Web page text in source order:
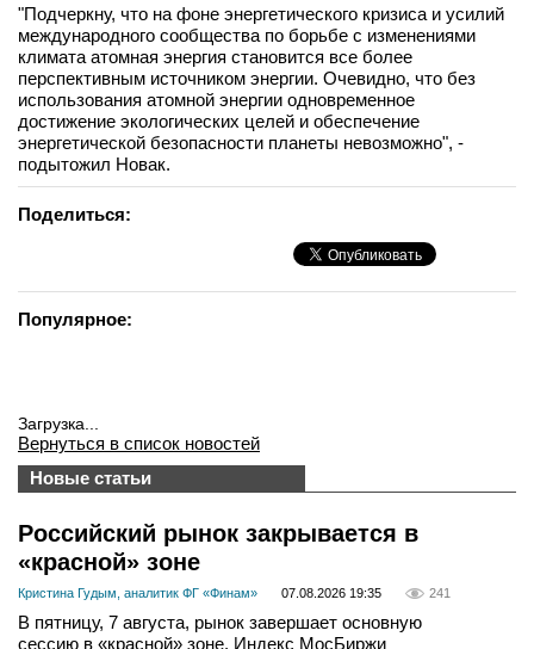
"Подчеркну, что на фоне энергетического кризиса и усилий
международного сообщества по борьбе с изменениями
климата атомная энергия становится все более
перспективным источником энергии. Очевидно, что без
использования атомной энергии одновременное
достижение экологических целей и обеспечение
энергетической безопасности планеты невозможно", -
подытожил Новак.
Поделиться:
Популярное:
Загрузка...
Вернуться в список новостей
Новые статьи
Российский рынок закрывается в
«красной» зоне
Кристина Гудым, аналитик ФГ «Финам» 07.08.2026 19:35 241
В пятницу, 7 августа, рынок завершает основную
сессию в «красной» зоне. Индекс МосБиржи